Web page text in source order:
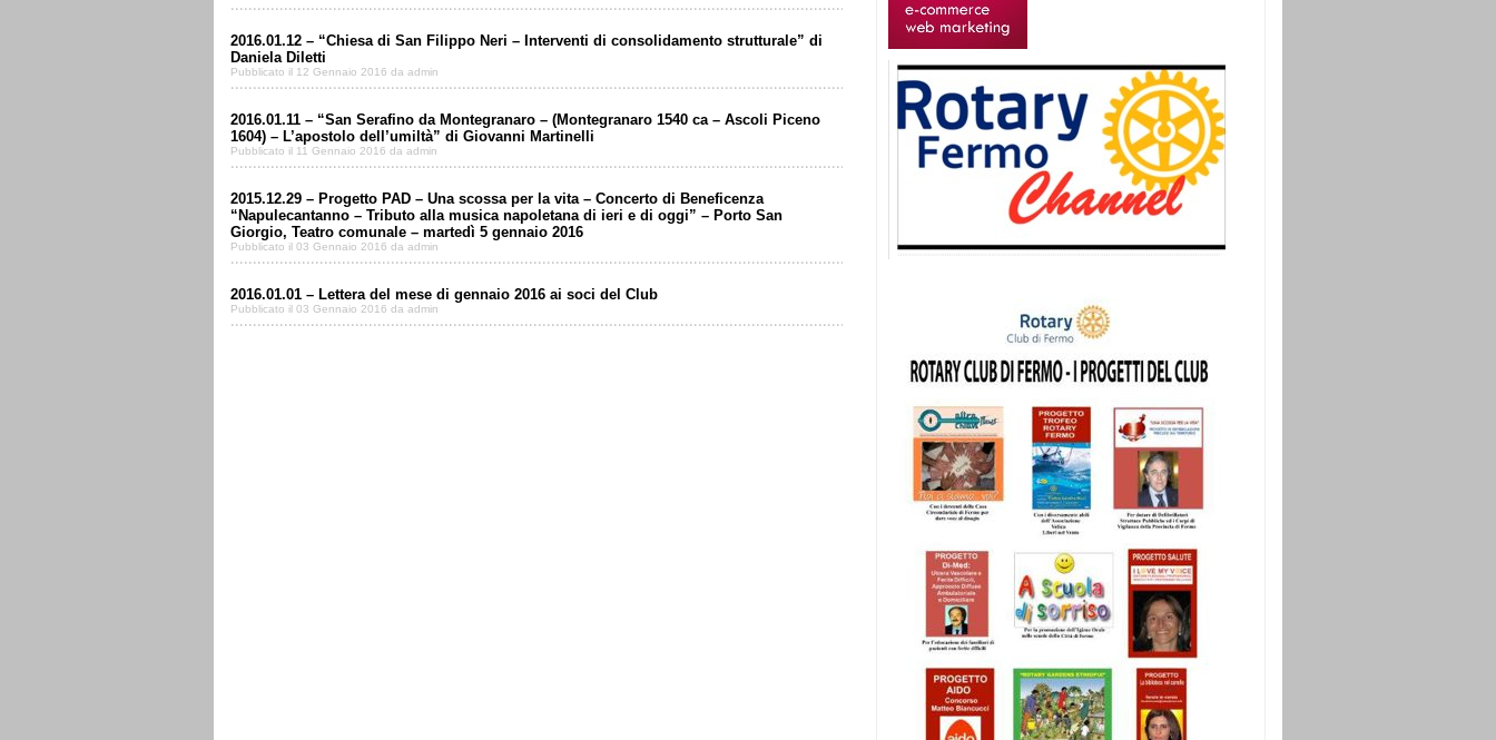
2016.01.12 – “Chiesa di San Filippo Neri – Interventi di consolidamento strutturale” di
Daniela Diletti
Pubblicato il 12 Gennaio 2016 da admin
2016.01.11 – “San Serafino da Montegranaro – (Montegranaro 1540 ca – Ascoli Piceno
1604) – L’apostolo dell’umiltà” di Giovanni Martinelli
Pubblicato il 11 Gennaio 2016 da admin
2015.12.29 – Progetto PAD – Una scossa per la vita – Concerto di Beneficenza
“Napulecantanno – Tributo alla musica napoletana di ieri e di oggi” – Porto San
Giorgio, Teatro comunale – martedì 5 gennaio 2016
Pubblicato il 03 Gennaio 2016 da admin
2016.01.01 – Lettera del mese di gennaio 2016 ai soci del Club
Pubblicato il 03 Gennaio 2016 da admin